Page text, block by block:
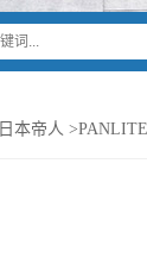
日本帝人 >